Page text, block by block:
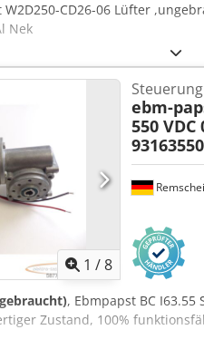
W2D250-CD26-06 Lüfter
Nek
1 /8
Steuerung
ebm-
550 VDC
, Ebmpapst BC I63.55
Zustand, 100%